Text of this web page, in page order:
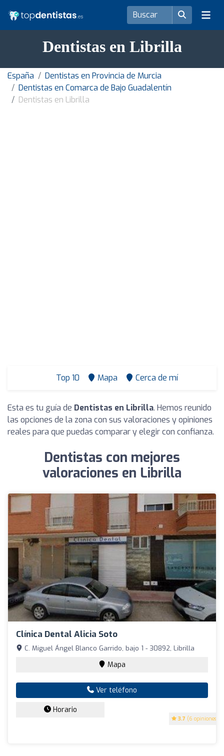
Dentistas en Librilla
España
Dentistas en Provincia de Murcia
Dentistas en Comarca de Bajo Guadalentín
Dentistas en Librilla
Top 10 Mapa Cerca de mí
Esta es tu guía de Dentistas en Librilla. Hemos reunido
las opciones de la zona con sus valoraciones y opiniones
reales para que puedas comparar y elegir con confianza.
Dentistas con mejores
valoraciones en Librilla
Clínica Dental Alicia Soto
3.7 (6 opiniones)
C. Miguel Ángel Blanco Garrido, bajo 1 - 30892, Librilla
Mapa
Ver teléfono
Horario